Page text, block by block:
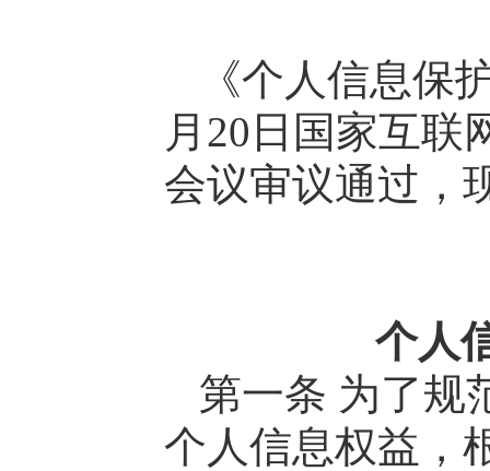
《个人信息保
月20日国家互联
会议审议通过，
个人
第一条 为了规
个人信息权益，